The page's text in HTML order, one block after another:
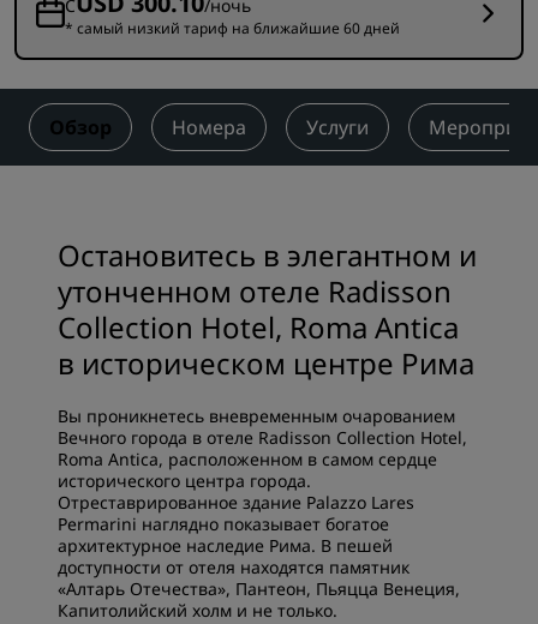
С /ночь
* самый низкий тариф на ближайшие 60 дней
Обзор Номера Услуги
Остановитесь в элегантном и
утонченном отеле Radisson
Collection Hotel, Roma Antica
в историческом центре Рима
Вы проникнетесь вневременным очарованием
Вечного города в отеле Radisson Collection Hotel,
Roma Antica, расположенном в самом сердце
исторического центра города.
Отреставрированное здание Palazzo Lares
Permarini наглядно показывает богатое
архитектурное наследие Рима. В пешей
доступности от отеля находятся памятник
«Алтарь Отечества», Пантеон, Пьяцца Венеция,
Капитолийский холм и не только.